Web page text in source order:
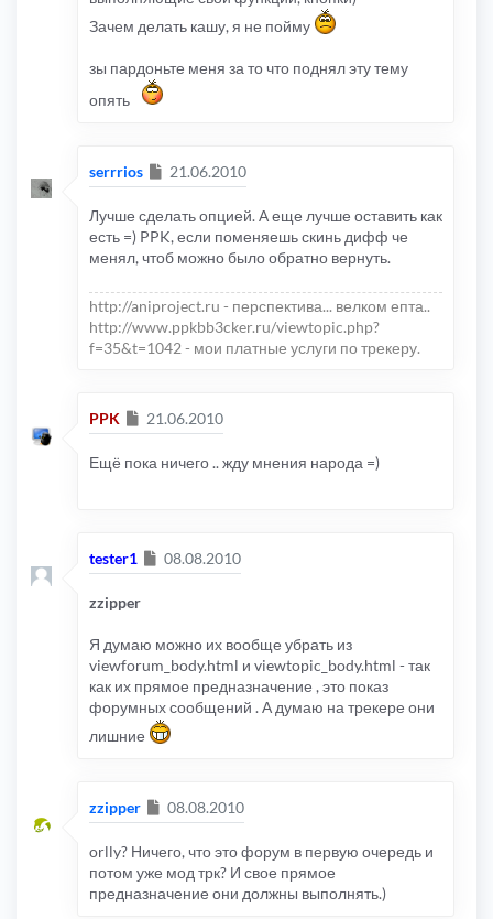
Зачем делать кашу, я не пойму
зы пардоньте меня за то что поднял эту тему
опять
serrrios Сообщение
21.06.2010
Лучше сделать опцией. А еще лучше оставить как
есть =) PPK, если поменяешь скинь дифф че
менял, чтоб можно было обратно вернуть.
http://aniproject.ru - перспектива... велком епта..
http://www.ppkbb3cker.ru/viewtopic.php?
f=35&t=1042 - мои платные услуги по трекеру.
PPK Сообщение
21.06.2010
Ещё пока ничего .. жду мнения народа =)
tester1 Сообщение
08.08.2010
zzipper
Я думаю можно их вообще убрать из
viewforum_body.html и viewtopic_body.html - так
как их прямое предназначение , это показ
форумных сообщений . А думаю на трекере они
лишние
zzipper Сообщение
08.08.2010
orlly? Ничего, что это форум в первую очередь и
потом уже мод трк? И свое прямое
предназначение они должны выполнять.)